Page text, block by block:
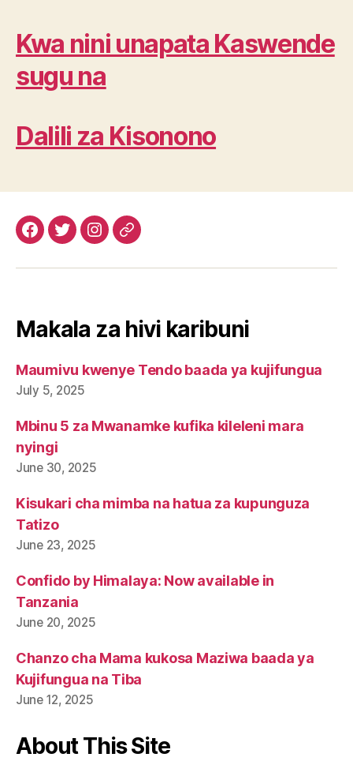
Kwa nini unapata Kaswende
sugu na
Dalili za Kisonono
Facebook
TwitterInstagram
Email
Makala za hivi karibuni
Maumivu kwenye Tendo baada ya kujifungua
July 5, 2025
Mbinu 5 za Mwanamke kufika kileleni mara
nyingi
June 30, 2025
Kisukari cha mimba na hatua za kupunguza
Tatizo
June 23, 2025
Confido by Himalaya: Now available in
Tanzania
June 20, 2025
Chanzo cha Mama kukosa Maziwa baada ya
Kujifungua na Tiba
June 12, 2025
About This Site